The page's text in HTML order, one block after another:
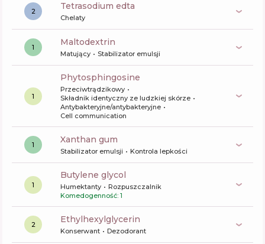
2 tetrasodium edta
Chelaty
1 maltodextrin
Matujący Stabilizator emulsji
1
phytosphingosine
Przeciwtrądzikowy
Składnik identyczny ze ludzkiej skórze
Antybakteryjne/antybakteryjne
Cell communication
1 xanthan gum
Stabilizator emulsji Kontrola lepkości
1
butylene glycol
Humektanty
Rozpuszczalnik
Komedogenność: 1
2 ethylhexylglycerin
Konserwant Dezodorant